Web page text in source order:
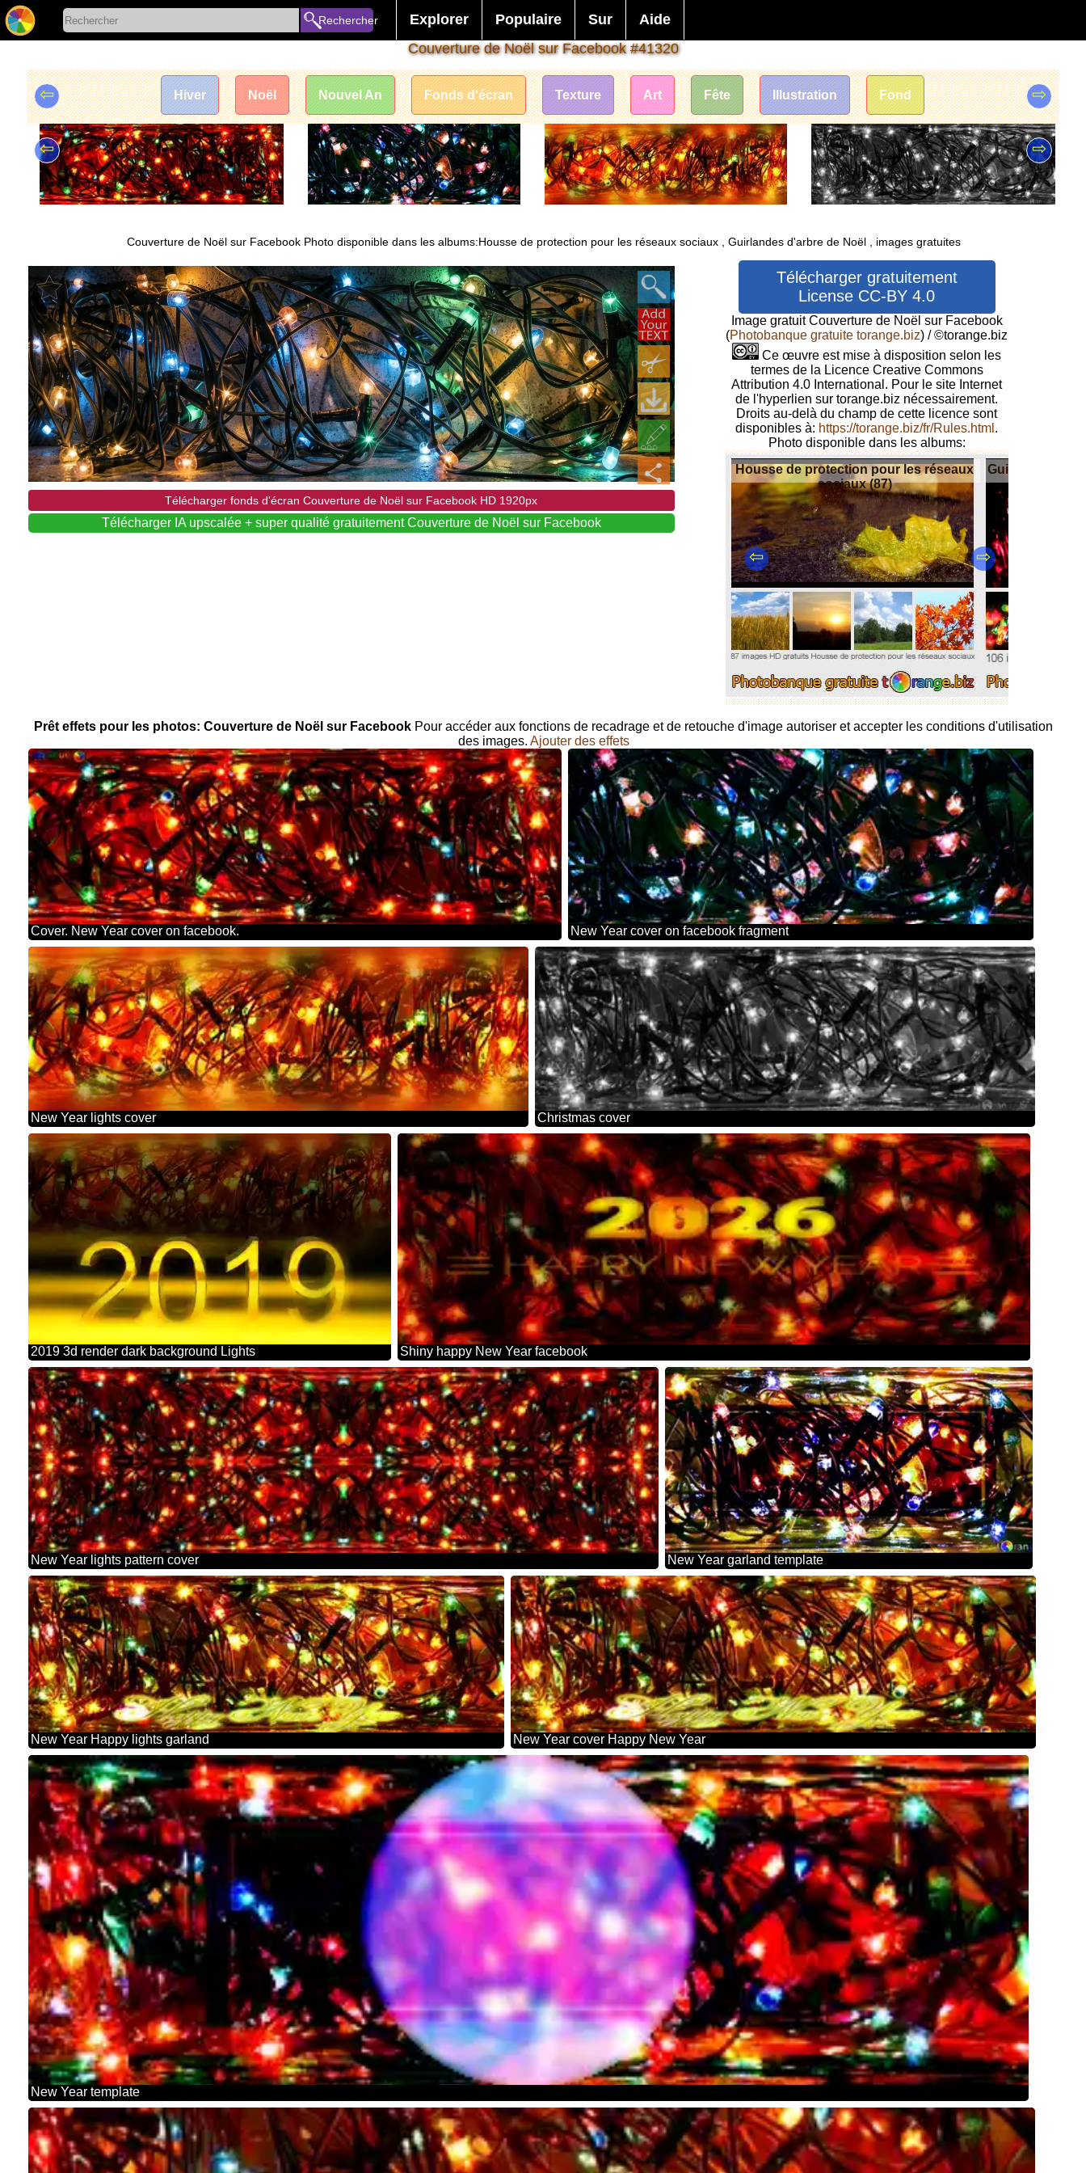
Rechercher Explorer Populaire Sur
Aide
Couverture de Noël sur Facebook #41320
Hiver Noël Nouvel An Fonds d'écran Texture Art Fête Illustration Fond
⇦ ⇨
⇦ ⇨
Couverture de Noël sur Facebook Photo disponible dans les albums:Housse de protection pour les réseaux sociaux , Guirlandes d'arbre de Noël , images gratuites
Télécharger fonds d'écran Couverture de Noël sur Facebook HD 1920px
Télécharger IA upscalée + super qualité gratuitement Couverture de Noël sur Facebook
Télécharger gratuitement
License CC-BY 4.0
Image gratuit Couverture de Noël sur Facebook
(Photobanque gratuite torange.biz) / ©torange.biz
Ce œuvre est mise à disposition selon les
termes de la Licence Creative Commons
Attribution 4.0 International. Pour le site Internet
de l'hyperlien sur torange.biz nécessairement.
Droits au-delà du champ de cette licence sont
disponibles à: https://torange.biz/fr/Rules.html .
Photo disponible dans les albums:
Housse de protection pour les réseaux
sociaux (87)
Guirlandes
⇦ ⇨
Prêt effets pour les photos: Couverture de Noël sur Facebook Pour accéder aux fonctions de recadrage et de retouche d'image autoriser et accepter les conditions d'utilisation
des images. Ajouter des effets
Cover. New Year cover on facebook. New Year cover on facebook fragment
New Year lights cover Christmas cover
2019 3d render dark background Lights Shiny happy New Year facebook
New Year lights pattern cover New Year garland template
New Year Happy lights garland New Year cover Happy New Year
New Year template